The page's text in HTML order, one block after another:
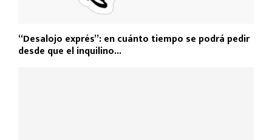
“Desalojo exprés”: en cuánto tiempo se podrá pedir
desde que el inquilino...